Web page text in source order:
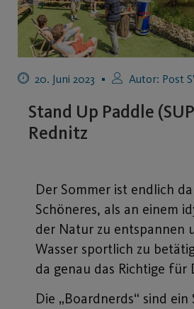
20. Juni 2023 Autor: Post
Stand Up Paddle
Rednitz
Der Sommer ist endlich
Schöneres, als an einem
der Natur zu entspannen
Wasser sportlich zu
da genau das Richtige für
Die „Boardnerds“ sind